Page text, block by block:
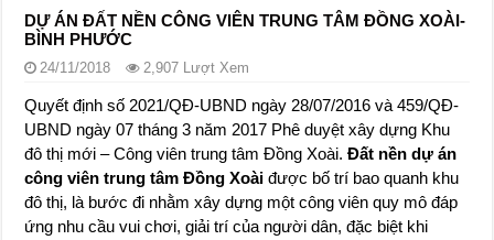
DỰ ÁN ĐẤT NỀN CÔNG VIÊN TRUNG TÂM ĐỒNG XOÀI-
BÌNH PHƯỚC
24/11/2018 2,907 Lượt Xem
Quyết định số 2021/QĐ-UBND ngày 28/07/2016 và 459/QĐ-
UBND ngày 07 tháng 3 năm 2017 Phê duyệt xây dựng Khu
đô thị mới – Công viên trung tâm Đồng Xoài. Đất nền dự án
công viên trung tâm Đồng Xoài được bố trí bao quanh khu
đô thị, là bước đi nhằm xây dựng một công viên quy mô đáp
ứng nhu cầu vui chơi, giải trí của người dân, đặc biệt khi